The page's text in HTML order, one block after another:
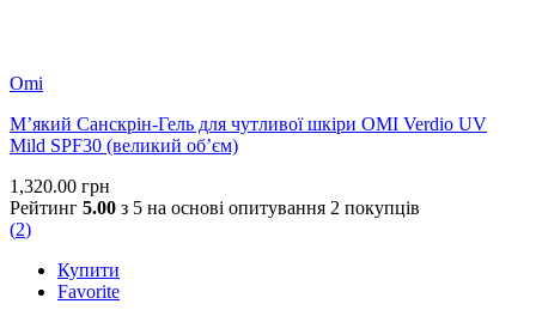
Omi
М’який Санскрін-Гель для чутливої шкіри OMI Verdio UV
Mild SPF30 (великий об’єм)
1,320.00 грн
Рейтинг 5.00 з 5 на основі опитування 2 покупців
(2)
Купити
Favorite